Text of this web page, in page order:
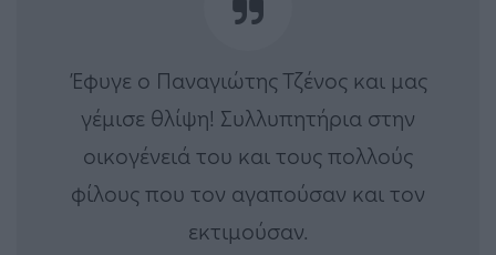
Έφυγε ο Παναγιώτης Τζένος και μας
γέμισε θλίψη! Συλλυπητήρια στην
οικογένειά του και τους πολλούς
φίλους που τον αγαπούσαν και τον
εκτιμούσαν.